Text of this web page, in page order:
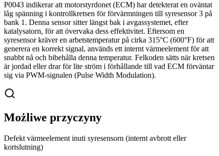
P0043 indikerar att motorstyrdonet (ECM) har detekterat en oväntat
låg spänning i kontrollkretsen för förvärmningen till syresensor 3 på
bank 1. Denna sensor sitter längst bak i avgassystemet, efter
katalysatorn, för att övervaka dess effektivitet. Eftersom en
syresensor kräver en arbetstemperatur på cirka 315°C (600°F) för att
generera en korrekt signal, används ett internt värmeelement för att
snabbt nå och bibehålla denna temperatur. Felkoden sätts när kretsen
är jordad eller drar för lite ström i förhållande till vad ECM förväntar
sig via PWM-signalen (Pulse Width Modulation).
Możliwe przyczyny
Defekt värmeelement inuti syresensorn (internt avbrott eller
kortslutning)